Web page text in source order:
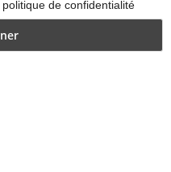
de confidentialité